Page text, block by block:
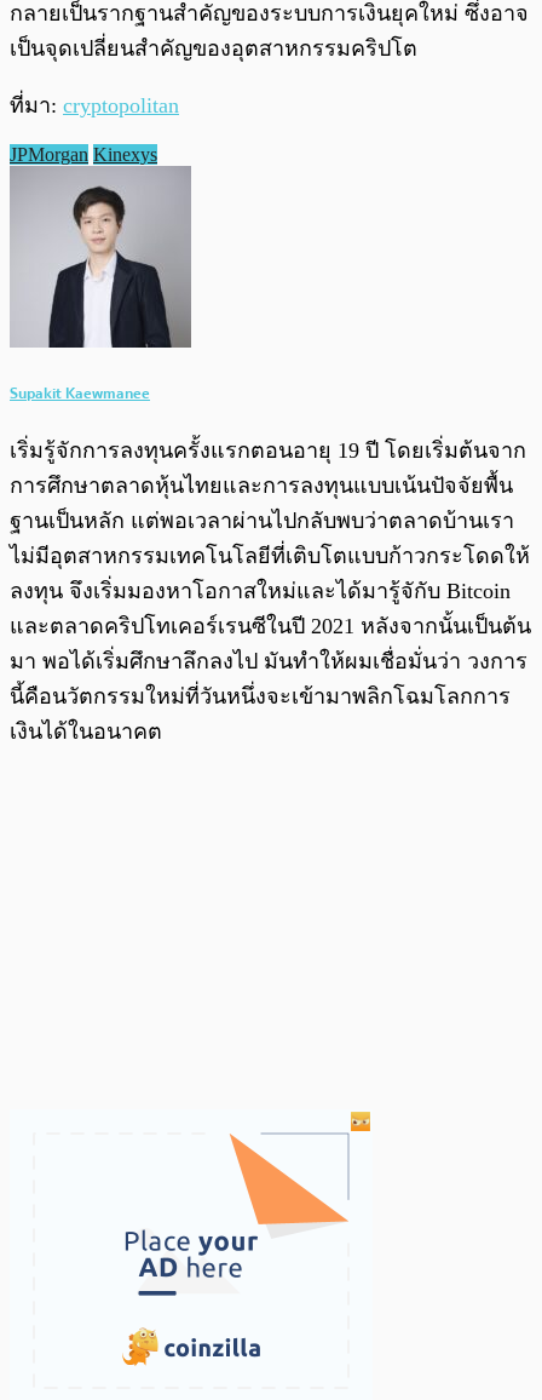
กลายเป็นรากฐานสำคัญของระบบการเงินยุคใหม่ ซึ่งอาจ
เป็นจุดเปลี่ยนสำคัญของอุตสาหกรรมคริปโต
ที่มา: cryptopolitan
JPMorgan Kinexys
Supakit Kaewmanee
เริ่มรู้จักการลงทุนครั้งแรกตอนอายุ 19 ปี โดยเริ่มต้นจาก
การศึกษาตลาดหุ้นไทยและการลงทุนแบบเน้นปัจจัยพื้น
ฐานเป็นหลัก แต่พอเวลาผ่านไปกลับพบว่าตลาดบ้านเรา
ไม่มีอุตสาหกรรมเทคโนโลยีที่เติบโตแบบก้าวกระโดดให้
ลงทุน จึงเริ่มมองหาโอกาสใหม่และได้มารู้จักับ Bitcoin
และตลาดคริปโทเคอร์เรนซีในปี 2021 หลังจากนั้นเป็นต้น
มา พอได้เริ่มศึกษาลึกลงไป มันทำให้ผมเชื่อมั่นว่า วงการ
นี้คือนวัตกรรมใหม่ที่วันหนึ่งจะเข้ามาพลิกโฉมโลกการ
เงินได้ในอนาคต